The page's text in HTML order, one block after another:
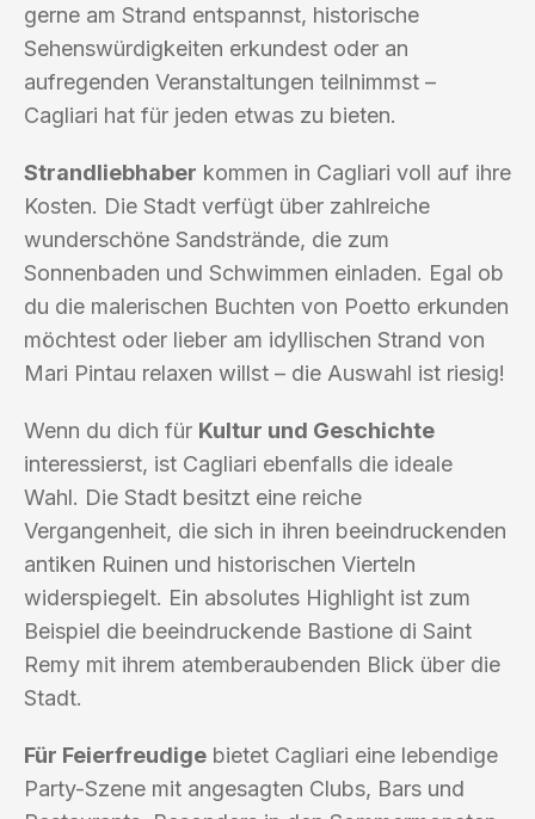
gerne am Strand entspannst, historische
Sehenswürdigkeiten erkundest oder an
aufregenden Veranstaltungen teilnimmst –
Cagliari hat für jeden etwas zu bieten.
Strandliebhaber kommen in Cagliari voll auf ihre
Kosten. Die Stadt verfügt über zahlreiche
wunderschöne Sandstrände, die zum
Sonnenbaden und Schwimmen einladen. Egal ob
du die malerischen Buchten von Poetto erkunden
möchtest oder lieber am idyllischen Strand von
Mari Pintau relaxen willst – die Auswahl ist riesig!
Wenn du dich für Kultur und Geschichte
interessierst, ist Cagliari ebenfalls die ideale
Wahl. Die Stadt besitzt eine reiche
Vergangenheit, die sich in ihren beeindruckenden
antiken Ruinen und historischen Vierteln
widerspiegelt. Ein absolutes Highlight ist zum
Beispiel die beeindruckende Bastione di Saint
Remy mit ihrem atemberaubenden Blick über die
Stadt.
Für Feierfreudige bietet Cagliari eine lebendige
Party-Szene mit angesagten Clubs, Bars und